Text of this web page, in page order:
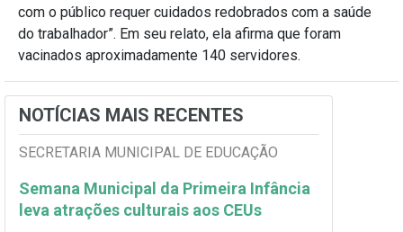
com o público requer cuidados redobrados com a saúde
do trabalhador”. Em seu relato, ela afirma que foram
vacinados aproximadamente 140 servidores.
NOTÍCIAS MAIS RECENTES
SECRETARIA MUNICIPAL DE EDUCAÇÃO
Semana Municipal da Primeira Infância
leva atrações culturais aos CEUs